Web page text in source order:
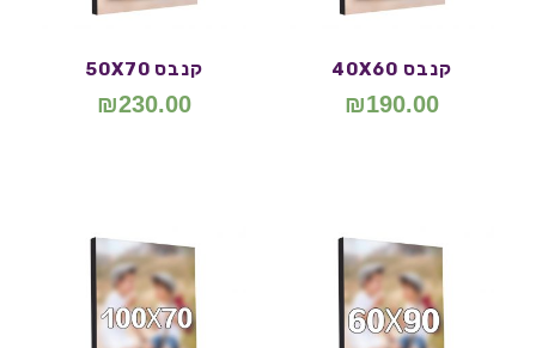
קנבס 40X60
₪190.00
קנבס 50X70
₪230.00